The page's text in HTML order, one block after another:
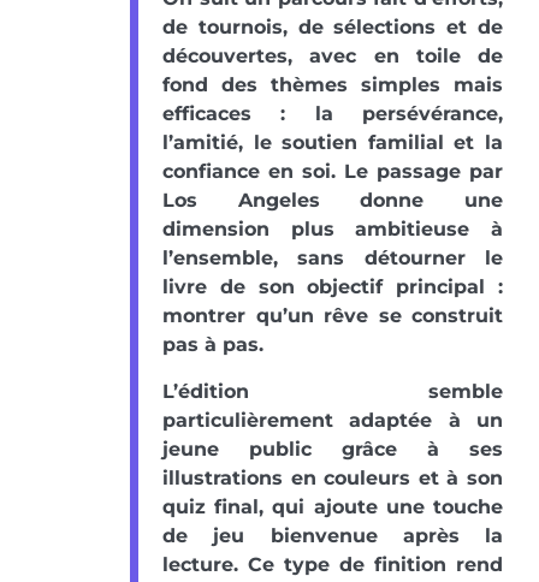
de tournois, de sélections et de
découvertes, avec en toile de
fond des thèmes simples mais
efficaces : la persévérance,
l’amitié, le soutien familial et la
confiance en soi. Le passage par
Los Angeles donne une
dimension plus ambitieuse à
l’ensemble, sans détourner le
livre de son objectif principal :
montrer qu’un rêve se construit
pas à pas.
L’édition semble
particulièrement adaptée à un
jeune public grâce à ses
illustrations en couleurs et à son
quiz final, qui ajoute une touche
de jeu bienvenue après la
lecture. Ce type de finition rend